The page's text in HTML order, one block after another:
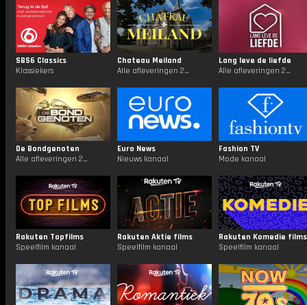
SBS6 Classics
Klassiekers
Chateau Meiland
Alle afleveringen 24/7
Lang leve de liefde
Alle afleveringen 24/7
De Bondgenoten
Alle afleveringen 24/7
Euro News
Nieuws kanaal
Fashion TV
Mode kanaal
Rakuten Topfilms
Speelfilm kanaal
Rakuten Aktie films
Speelfilm kanaal
Rakuten Komedie films
Speelfilm kanaal